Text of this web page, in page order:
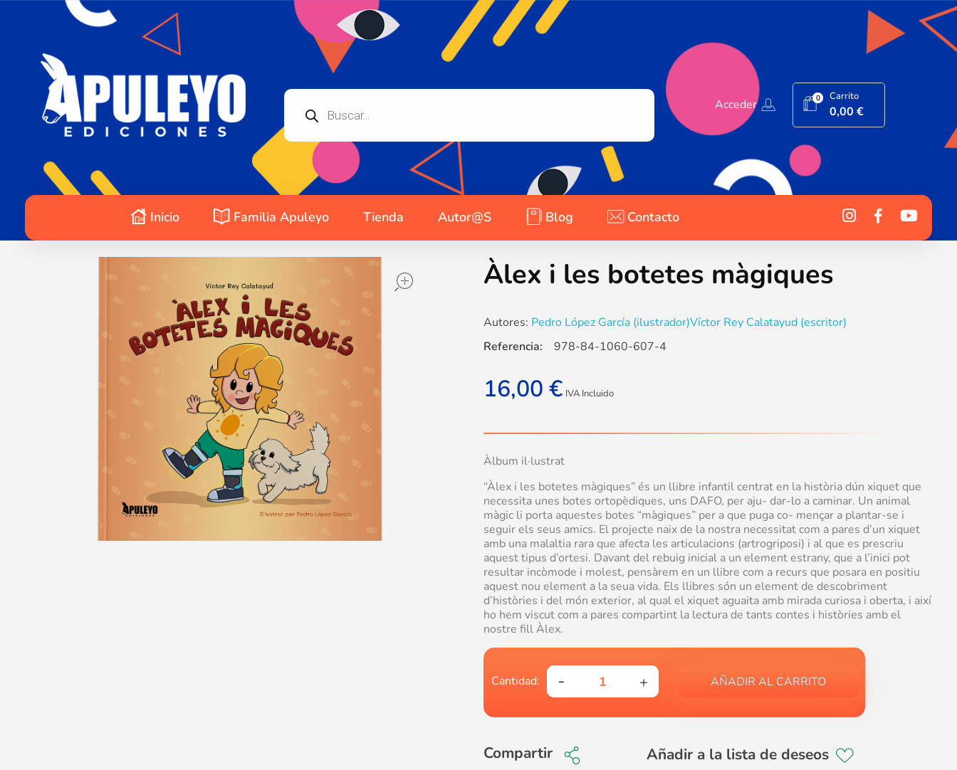
Acceder 0 Carrito
0,00€
Inicio Familia Apuleyo Tienda Autor@s Blog Contacto
Àlex i les botetes màgiques
Autores: Pedro López García (ilustrador)Víctor Rey Calatayud (escritor)
16,00 € IVA Incluido
Àlbum il·lustrat
“Àlex i les botetes màgiques” és un llibre infantil centrat en la història dún xiquet que
necessita unes botes ortopèdiques, uns DAFO, per aju- dar-lo a caminar. Un animal
màgic li porta aquestes botes “màgiques” per a que puga co- mençar a plantar-se i
seguir els seus amics. El projecte naix de la nostra necessitat com a pares d’un xiquet
amb una malaltia rara que afecta les articulacions (artrogriposi) i al que es prescriu
aquest tipus d’ortesi. Davant del rebuig inicial a un element estrany, que a l’inici pot
resultar incòmode i molest, pensàrem en un llibre com a recurs que posara en positiu
aquest nou element a la seua vida. Els llibres són un element de descobriment
d’històries i del món exterior, al qual el xiquet aguaita amb mirada curiosa i oberta, i així
ho hem viscut com a pares compartint la lectura de tants contes i històries amb el
nostre fill Àlex.
AÑADIR AL CARRITO
Compartir
Referencia: 978-84-1060-607-4